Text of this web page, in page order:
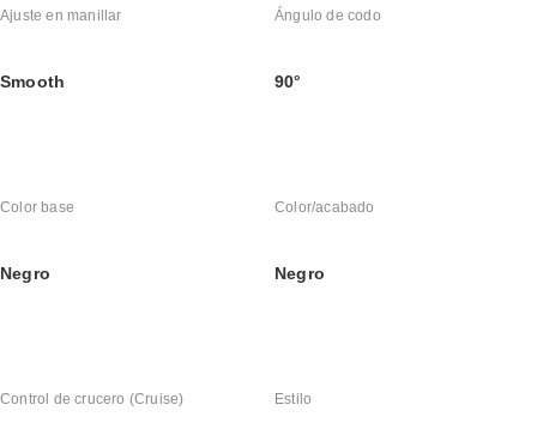
Ajuste en manillar
Smooth
Ángulo de codo
90°
Color base
Negro
Color/acabado
Negro
Control de crucero (Cruise) Estilo